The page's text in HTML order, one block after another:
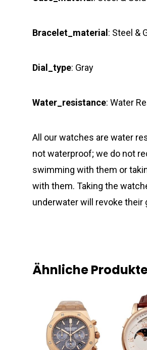
Bracelet_material: Steel &
Dial_type: Gray
Water_resistance: Water
All our watches are water
not waterproof; we do not
swimming with them or
with them. Taking the
underwater will revoke their
Ähnliche